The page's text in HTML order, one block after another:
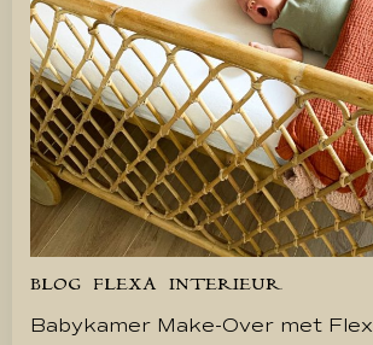
BLOG FLEXA INTERIEUR
Babykamer Make-Over met